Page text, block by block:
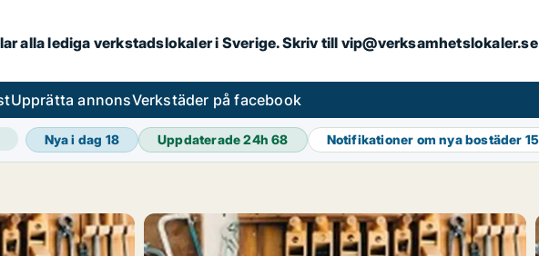
alla lediga verkstadslokaler i Sverige. Skriv till
Upprätta annonsVerkstäder på facebook
Nya i dag 18 Uppdaterade 24h68 Notifikationer om nya bostäder